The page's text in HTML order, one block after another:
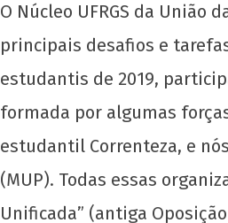
NOW VIEWING
O Núcleo UFRGS da
principais desafios e
estudantis de 2019,
formada por algumas
estudantil Correnteza, e
(MUP). Todas essas
Unificada” (antiga